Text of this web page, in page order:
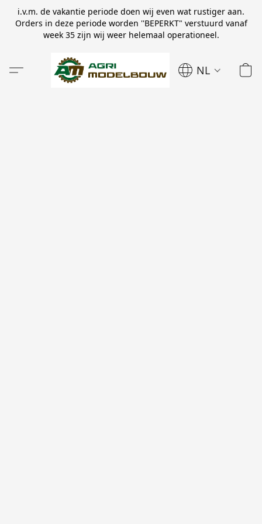
i.v.m. de vakantie periode doen wij even wat rustiger aan.
Orders in deze periode worden ''BEPERKT" verstuurd vanaf
week 35 zijn wij weer helemaal operationeel.
NL